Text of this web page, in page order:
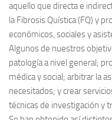
aquello que directa e
la Fibrosis Quística (FQ) y
económicos, sociales y
Algunos de nuestros
patología a nivel general;
médica y social; arbitrar la
necesitados; y crear
técnicas de investigación y